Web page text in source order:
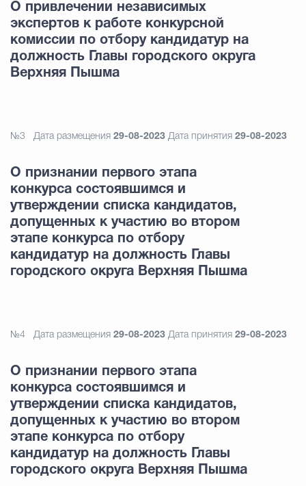
О привлечении независимых
экспертов к работе конкурсной
комиссии по отбору кандидатур на
должность Главы городского округа
Верхняя Пышма
№3 Дата размещения 29-08-2023 Дата принятия 29-08-2023
О признании первого этапа
конкурса состоявшимся и
утверждении списка кандидатов,
допущенных к участию во втором
этапе конкурса по отбору
кандидатур на должность Главы
городского округа Верхняя Пышма
№4 Дата размещения 29-08-2023 Дата принятия 29-08-2023
О признании первого этапа
конкурса состоявшимся и
утверждении списка кандидатов,
допущенных к участию во втором
этапе конкурса по отбору
кандидатур на должность Главы
городского округа Верхняя Пышма